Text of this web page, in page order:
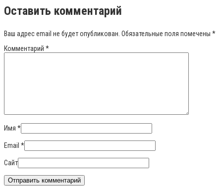
Оставить комментарий
Ваш адрес email не будет опубликован. Обязательные поля помечены *
Комментарий *
Имя *
Email *
Сайт